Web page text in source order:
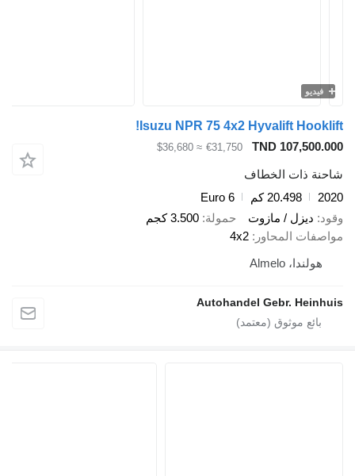
فيديو
Isuzu NPR 75 4x2 Hyvalift Hooklift!
TND 107,500.000
€31,750
≈ $36,680
شاحنة ذات الخطاف
2020
20.498 كم
Euro 6
وقود ديزل / مازوت حمولة 3.500 كجم
مواصفات المحاور
4x2
هولندا، Almelo
Autohandel Gebr. Heinhuis